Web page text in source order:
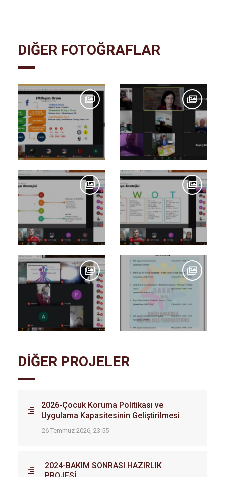
DIĞER FOTOĞRAFLAR
DİĞER PROJELER
2026-Çocuk Koruma Politikası ve
Uygulama Kapasitesinin Geliştirilmesi
26 Temmuz 2026, 23:55
2024-BAKIM SONRASI HAZIRLIK